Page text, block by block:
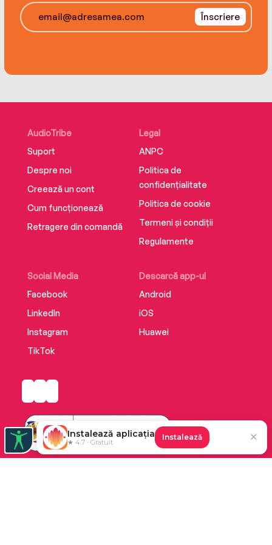
navigate unexpected obstacles and confront
the greatest challenge yet to their skills,
Înscriere
AudioTribe
Suport
Despre noi
Creează un cont
Cum funcționează
Retragere din comandă
Social Media
Facebook
LinkedIn
Instagram
TikTok
Descarcă app-ul
Android
iOS
Huawei
Legal
ANPC
Politica de
confidențialitate
Politica de cookie
Termeni și condiții
Regulamente
Instalează aplicația
★ 4.7 · Gratuit
Instalează ✕